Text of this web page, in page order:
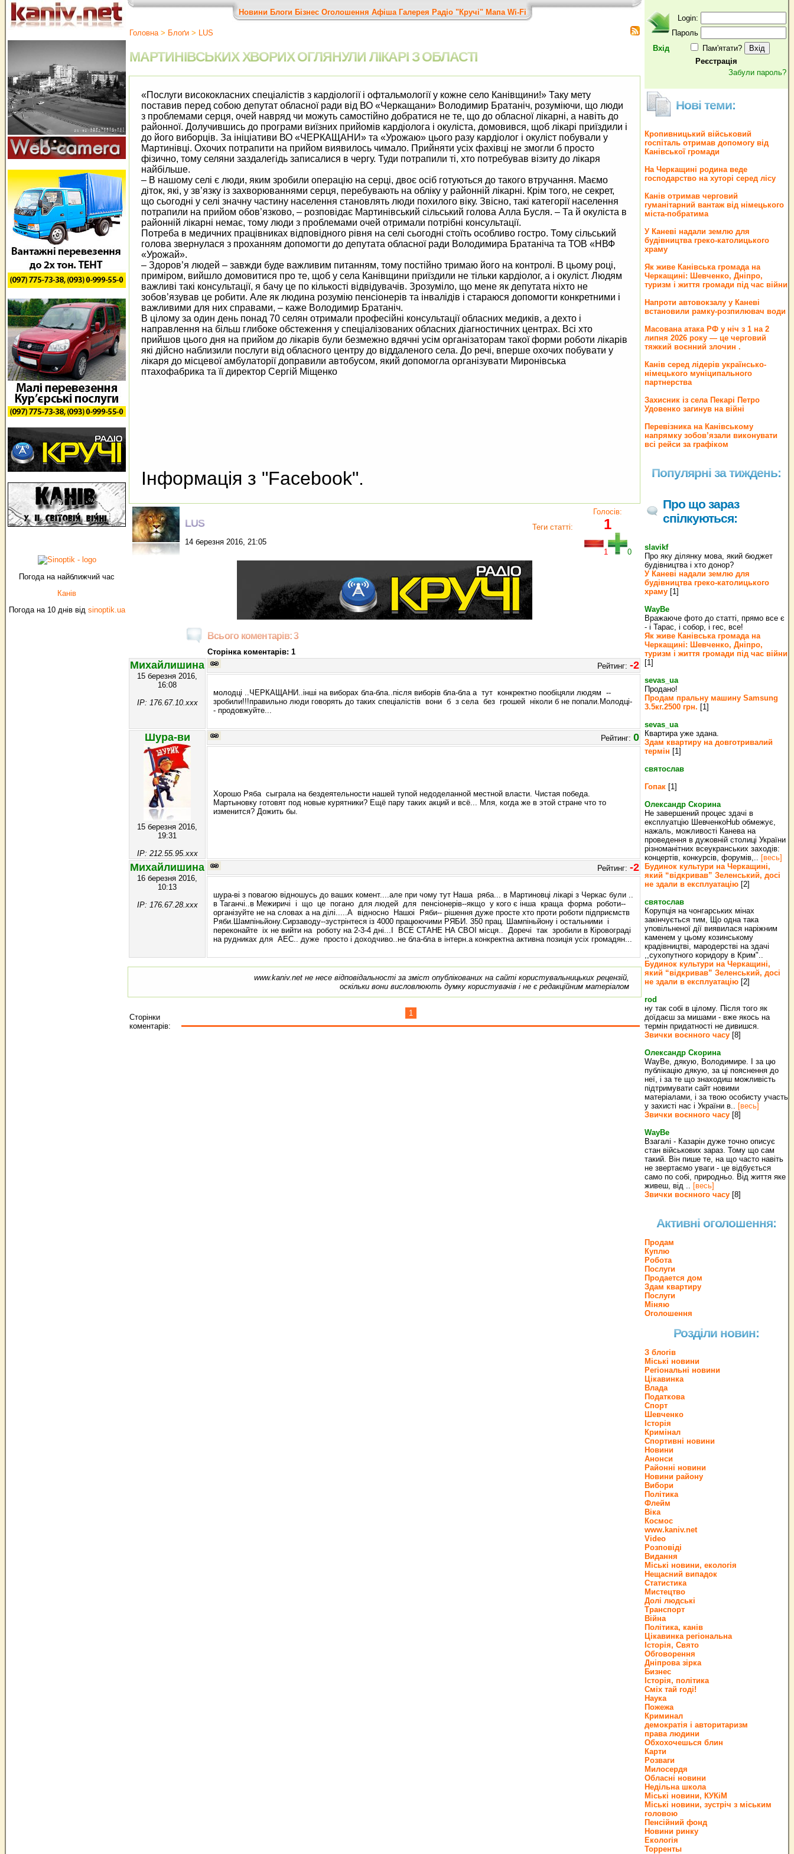
Погода на найближчий час
Канів
Погода на 10 днів від sinoptik.ua
Новини Блоги Бізнес Оголошення Афіша Галерея Радіо "Кручі" Мапа Wi-Fi
Головна> Блоґи > LUS
МАРТИНІВСЬКИХ ХВОРИХ ОГЛЯНУЛИ ЛІКАРІ З ОБЛАСТІ
«Послуги висококласних спеціалістів з кардіології і офтальмології у кожне село Канівщини!» Таку мету
поставив перед собою депутат обласної ради від ВО «Черкащани» Володимир Братаніч, розуміючи, що люди
з проблемами серця, очей навряд чи можуть самостійно добратися не те, що до обласної лікарні, а навіть до
районної. Долучившись до програми виїзних прийомів кардіолога і окуліста, домовився, щоб лікарі приїздили і
до його виборців. За ініціативи ВО «ЧЕРКАЩАНИ» та «Урожаю» цього разу кардіолог і окуліст побували у
Мартинівці. Охочих потрапити на прийом виявилось чимало. Прийняти усіх фахівці не змогли б просто
фізично, тому селяни заздалегідь записалися в чергу. Туди потрапили ті, хто потребував візиту до лікаря
найбільше.
– В нашому селі є люди, яким зробили операцію на серці, двоє осіб готуються до такого втручання. Маємо
діток, які, у зв’язку із захворюваннями серця, перебувають на обліку у районній лікарні. Крім того, не секрет,
що сьогодні у селі значну частину населення становлять люди похилого віку. Звісно, такі категорії населення
потрапили на прийом обов’язково, – розповідає Мартинівський сільський голова Алла Бусля. – Та й окуліста в
районній лікарні немає, тому люди з проблемами очей отримали потрібні консультації.
Потреба в медичних працівниках відповідного рівня на селі сьогодні стоїть особливо гостро. Тому сільський
голова звернулася з проханням допомогти до депутата обласної ради Володимира Братаніча та ТОВ «НВФ
«Урожай».
– Здоров’я людей – завжди буде важливим питанням, тому постійно тримаю його на контролі. В цьому році,
приміром, вийшло домовитися про те, щоб у села Канівщини приїздили не тільки кардіолог, а і окуліст. Людям
важливі такі консультації, я бачу це по кількості відвідувачів. Зрозуміло, що мене як депутата ніхто не
зобов’язував це робити. Але як людина розумію пенсіонерів та інвалідів і стараюся допомогти конкретними і
важливими для них справами, – каже Володимир Братаніч.
В цілому за один день понад 70 селян отримали професійні консультації обласних медиків, а дехто і
направлення на більш глибоке обстеження у спеціалізованих обласних діагностичних центрах. Всі хто
прийшов цього дня на прийом до лікарів були безмежно вдячні усім організаторам такої форми роботи лікарів
які дійсно наблизили послуги від обласного центру до віддаленого села. До речі, вперше охочих побувати у
лікаря до місцевої амбулаторії доправили автобусом, який допомогла організувати Миронівська
птахофабрика та її директор Сергій Міщенко
Інформація з "Facebook".
LUS
14 березня 2016, 21:05
Теги статті:
Голосів:
1
1 0
Всього коментарів: 3
Сторінка коментарів: 1
Михайлишина
15 березня 2016,
16:08
IP: 176.67.10.xxx
Рейтинг: -2
молодці ..ЧЕРКАЩАНИ..інші на виборах бла-бла..після виборів бла-бла а тут конкректно пообіцяли людям --
зробили!!!правильно люди говорять до таких спеціалістів вони б з села без грошей ніколи б не попали.Молодці-
- продовжуйте...
Шура-ви
15 березня 2016,
19:31
IP: 212.55.95.xxx
Рейтинг: 0
Хорошо Ряба сыграла на бездеятельности нашей тупой недоделанной местной власти. Чистая победа.
Мартыновку готовят под новые курятники? Ещё пару таких акций и всё... Мля, когда же в этой стране что то
изменится? Дожить бы.
Михайлишина
16 березня 2016,
10:13
IP: 176.67.28.xxx
Рейтинг: -2
шура-ві з повагою відношусь до ваших комент....але при чому тут Наша ряба... в Мартиновці лікарі з Черкас були ..
в Таганчі..в Межиричі і що це погано для людей для пенсіонерів--якщо у кого є інша краща форма роботи--
організуйте не на словах а на ділі.....А відносно Нашоі Ряби-- рішення дуже просте хто проти роботи підприємств
Ряби.Шампіньйону.Сирзаводу--зустрінтеся із 4000 працюючими РЯБИ. 350 прац. Шампіньйону і остальними і
переконайте іх не вийти на роботу на 2-3-4 дні...І ВСЕ СТАНЕ НА СВОІ місця.. Доречі так зробили в Кіровограді
на рудниках для АЕС.. дуже просто і доходчиво..не бла-бла в інтерн.а конкректна активна позиція усіх громадян...
www.kaniv.net не несе відповідальності за зміст опублікованих на сайті користувальницьких рецензій,
оскільки вони висловлюють думку користувачів і не є редакційним матеріалом
Сторінки
коментарів:
1
Вхід
Login:
Пароль
Пам'ятати?
Реєстрація
Забули пароль?
Нові теми:
Кропивницький військовий
госпіталь отримав допомогу від
Канівської громади
На Черкащині родина веде
господарство на хуторі серед лісу
Канів отримав черговий
гуманітарний вантаж від німецького
міста-побратима
У Каневі надали землю для
будівництва греко‐католицького
храму
Як живе Канівська громада на
Черкащині: Шевченко, Дніпро,
туризм і життя громади під час війни
Напроти автовокзалу у Каневі
встановили рамку-розпилювач води
Масована атака РФ у ніч з 1 на 2
липня 2026 року — це черговий
тяжкий воєнний злочин .
Канів серед лідерів українсько-
німецького муніципального
партнерства
Захисник із села Пекарі Петро
Удовенко загинув на війні
Перевізника на Канівському
напрямку зобов’язали виконувати
всі рейси за графіком
Популярні за тиждень:
Про що зараз
спілкуються:
slavikf
Про яку ділянку мова, який бюджет
будівництва і хто донор?
У Каневі надали землю для
будівництва греко‐католицького
храму [1]
WayBe
Вражаюче фото до статті, прямо все є
- і Тарас, і собор, і гес, все!
Як живе Канівська громада на
Черкащині: Шевченко, Дніпро,
туризм і життя громади під час війни
[1]
sevas_ua
Продано!
Продам пральну машину Samsung
3.5кг.2500 грн. [1]
sevas_ua
Квартира уже здана.
Здам квартиру на довготривалий
термін [1]
святослав
Гопак [1]
Олександр Скорина
Не завершений процес здачі в
експлуатцію ШевченкоHub обмежує,
нажаль, можливості Канева на
проведення в дужовній столиці України
різноманітних всеукранських заходів:
концертів, конкурсів, форумів,.. [весь]
Будинок культури на Черкащині,
який “відкривав” Зеленський, досі
не здали в експлуатацію [2]
святослав
Корупція на чонгарських мінах
закінчується тим, Що одна така
уповільненої дії виявилася наріжним
каменем у цьому козинському
крадівництві, мародерстві на здачі
,,сухопутного коридору в Крим"..
Будинок культури на Черкащині,
який “відкривав” Зеленський, досі
не здали в експлуатацію [2]
rod
ну так собі в цілому. Після того як
доїдаєш за мишами - вже якось на
термін придатності не дивишся.
Звички воєнного часу [8]
Олександр Скорина
WayBe, дякую, Володимире. І за цю
публікацію дякую, за ці пояснення до
неї, і за те що знаходиш можливість
підтримувати сайт новими
матеріалами, і за твою особисту участь
у захисті нас і України в.. [весь]
Звички воєнного часу [8]
WayBe
Взагалі - Казарін дуже точно описує
стан військових зараз. Тому що сам
такий. Він пише те, на що часто навіть
не звертаємо уваги - це відбується
само по собі, природньо. Від життя яке
живеш, від .. [весь]
Звички воєнного часу [8]
Активні оголошення:
Продам
Куплю
Робота
Послуги
Продается дом
Здам квартиру
Послуги
Міняю
Оголошення
Розділи новин:
З блогів
Міські новини
Регіональні новини
Цікавинка
Влада
Податкова
Спорт
Шевченко
Історія
Кримінал
Спортивні новини
Новини
Анонси
Районні новини
Новини району
Вибори
Політика
Флейм
Віка
Космос
www.kaniv.net
Video
Розповіді
Видання
Міські новини, екологія
Нещасний випадок
Статистика
Мистецтво
Долі людські
Транспорт
Війна
Політика, канів
Цікавинка регіональна
Історія, Свято
Обговорення
Дніпрова зірка
Бизнес
Історія, політика
Сміх тай годі!
Наука
Пожежа
Криминал
демократія і авторитаризм
права людини
Обхохочешься блин
Карти
Розваги
Милосердя
Обласні новини
Недільна школа
Міські новини, КУКіМ
Міські новини, зустріч з міським
головою
Пенсійний фонд
Новини ринку
Екологія
Торренты